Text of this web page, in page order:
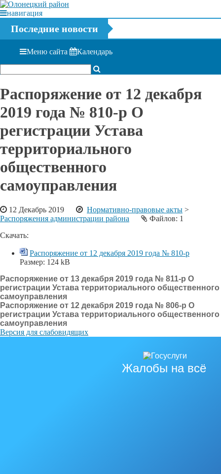
навигация
Последние новости
Меню сайта Календарь
Распоряжение от 12 декабря
2019 года № 810-р О
регистрации Устава
территориального
общественного
самоуправления
12 Декабрь 2019 Нормативно-правовые акты >
Распоряжения администрации района
Файлов: 1
Скачать:
Распоряжение от 12 декабря 2019 года № 810-р
Размер: 124 kB
Распоряжение от 13 декабря 2019 года № 811-р О
регистрации Устава территориального общественного
самоуправления
Распоряжение от 12 декабря 2019 года № 806-р О
регистрации Устава территориального общественного
самоуправления
Версия для слабовидящих
Жалобы на всё